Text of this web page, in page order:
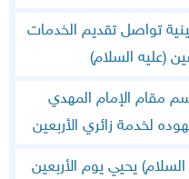
تواصل تقديم الخدمات
(عليه السلام)
مقام الإمام المهدي
لخدمة زائري الأربعين
يحيي يوم الأربعين